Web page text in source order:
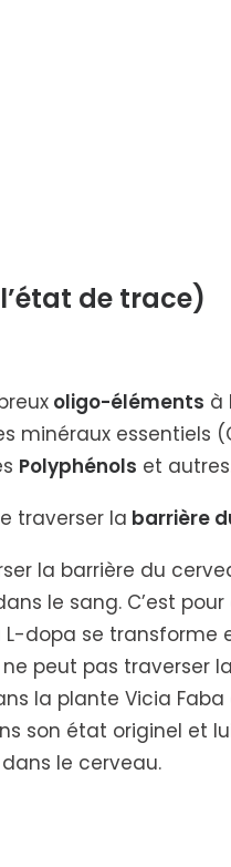
de trace)
oligo-éléments à
minéraux essentiels
Polyphénols et
traverser la barrière
la barrière du
le sang. C’est
dopa se transforme
peut pas traverser
la plante Vicia
son état originel et
le cerveau.